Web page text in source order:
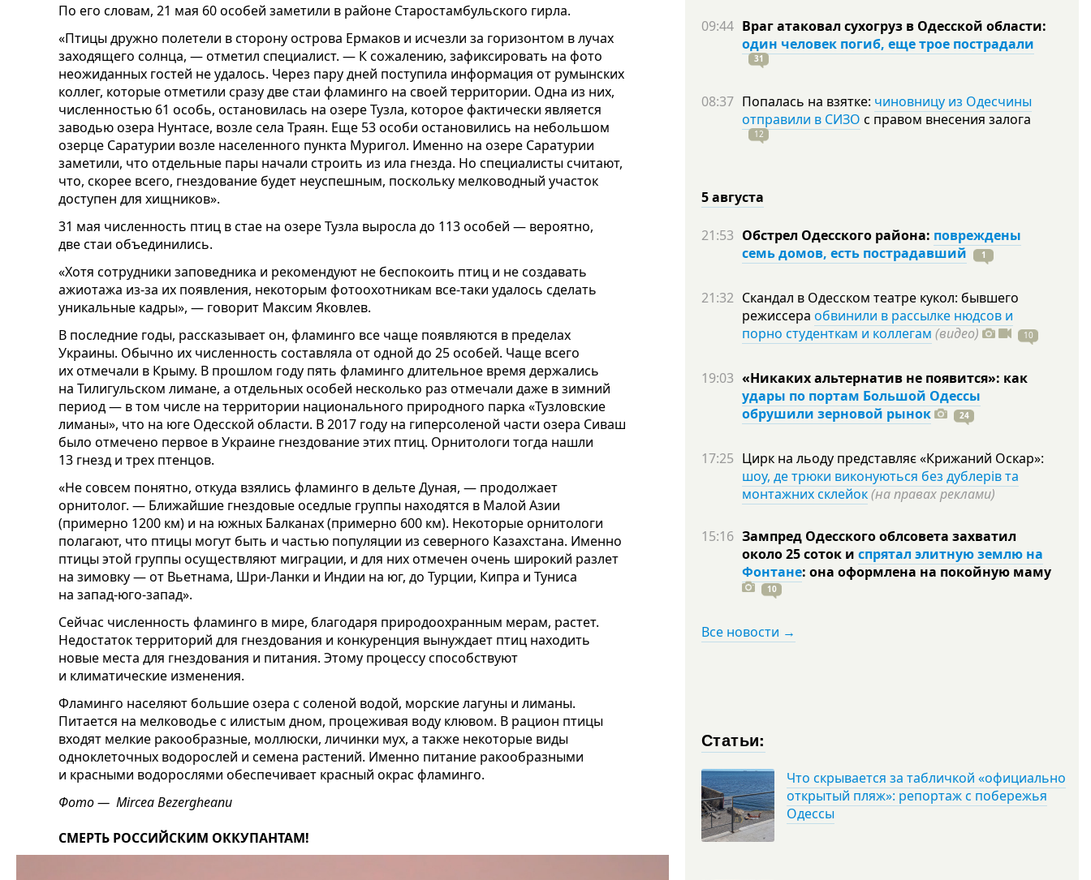
По его словам, 21 мая 60 особей заметили в районе Старостамбульского гирла.
«Птицы дружно полетели в сторону острова Ермаков и исчезли за горизонтом в лучах
заходящего солнца, — отметил специалист. — К сожалению, зафиксировать на фото
неожиданных гостей не удалось. Через пару дней поступила информация от румынских
коллег, которые отметили сразу две стаи фламинго на своей территории. Одна из них,
численностью 61 особь, остановилась на озере Тузла, которое фактически является
заводью озера Нунтасе, возле села Траян. Еще 53 особи остановились на небольшом
озерце Саратурии возле населенного пункта Муригол. Именно на озере Саратурии
заметили, что отдельные пары начали строить из ила гнезда. Но специалисты считают,
что, скорее всего, гнездование будет неуспешным, поскольку мелководный участок
доступен для хищников».
31 мая численность птиц в стае на озере Тузла выросла до 113 особей — вероятно,
две стаи объединились.
«Хотя сотрудники заповедника и рекомендуют не беспокоить птиц и не создавать
ажиотажа из-за их появления, некоторым фотоохотникам все-таки удалось сделать
уникальные кадры», — говорит Максим Яковлев.
В последние годы, рассказывает он, фламинго все чаще появляются в пределах
Украины. Обычно их численность составляла от одной до 25 особей. Чаще всего
их отмечали в Крыму. В прошлом году пять фламинго длительное время держались
на Тилигульском лимане, а отдельных особей несколько раз отмечали даже в зимний
период — в том числе на территории национального природного парка «Тузловские
лиманы», что на юге Одесской области. В 2017 году на гиперсоленой части озера Сиваш
было отмечено первое в Украине гнездование этих птиц. Орнитологи тогда нашли
13 гнезд и трех птенцов.
«Не совсем понятно, откуда взялись фламинго в дельте Дуная, — продолжает
орнитолог. — Ближайшие гнездовые оседлые группы находятся в Малой Азии
(примерно 1200 км) и на южных Балканах (примерно 600 км). Некоторые орнитологи
полагают, что птицы могут быть и частью популяции из северного Казахстана. Именно
птицы этой группы осуществляют миграции, и для них отмечен очень широкий разлет
на зимовку — от Вьетнама, Шри-Ланки и Индии на юг, до Турции, Кипра и Туниса
на запад-юго-запад».
Сейчас численность фламинго в мире, благодаря природоохранным мерам, растет.
Недостаток территорий для гнездования и конкуренция вынуждает птиц находить
новые места для гнездования и питания. Этому процессу способствуют
и климатические изменения.
Фламинго населяют большие озера с соленой водой, морские лагуны и лиманы.
Питается на мелководье с илистым дном, процеживая воду клювом. В рацион птицы
входят мелкие ракообразные, моллюски, личинки мух, а также некоторые виды
одноклеточных водорослей и семена растений. Именно питание ракообразными
и красными водорослями обеспечивает красный окрас фламинго.
Фото — Mircea Bezergheanu
СМЕРТЬ РОССИЙСКИМ ОККУПАНТАМ!
09:44 Враг атаковал сухогруз в Одесской области:
один человек погиб, еще трое пострадали
31
08:37 Попалась на взятке: чиновницу из Одесчины
отправили в СИЗО с правом внесения залога
12
5 августа
21:53 Обстрел Одесского района: повреждены
семь домов, есть пострадавший
1
21:32 Скандал в Одесском театре кукол: бывшего
режиссера обвинили в рассылке нюдсов и
порно студенткам и коллегам (видео) 10
19:03 «Никаких альтернатив не появится»: как
удары по портам Большой Одессы
обрушили зерновой рынок
24
17:25 Цирк на льоду представляє «Крижаний Оскар»:
шоу, де трюки виконуються без дублерів та
монтажних склейок(на правах реклами)
15:16 Зампред Одесского облсовета захватил
около 25 соток и спрятал элитную землю на
Фонтане: она оформлена на покойную маму
10
Все новости →
Статьи:
Что скрывается за табличкой «официально
открытый пляж»: репортаж с побережья
Одессы